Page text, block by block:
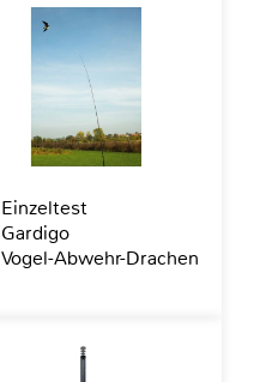
Einzeltest
Gardigo
Vogel-Abwehr-Drachen